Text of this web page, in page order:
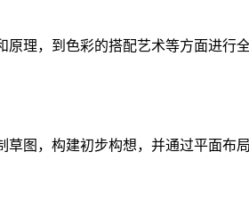
理，到色彩的搭配艺术等方面进行
图，构建初步构想，并通过平面布